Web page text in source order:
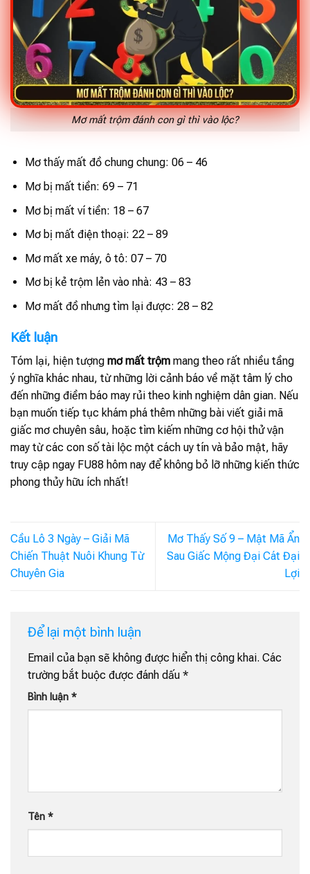
Mơ mất trộm đánh con gì thì vào lộc?
Mơ thấy mất đồ chung chung: 06 – 46
Mơ bị mất tiền: 69 – 71
Mơ bị mất ví tiền: 18 – 67
Mơ bị mất điện thoại: 22 – 89
Mơ mất xe máy, ô tô: 07 – 70
Mơ bị kẻ trộm lẻn vào nhà: 43 – 83
Mơ mất đồ nhưng tìm lại được: 28 – 82
Kết luận
Tóm lại, hiện tượng mơ mất trộm mang theo rất nhiều tầng
ý nghĩa khác nhau, từ những lời cảnh báo về mặt tâm lý cho
đến những điềm báo may rủi theo kinh nghiệm dân gian. Nếu
bạn muốn tiếp tục khám phá thêm những bài viết giải mã
giấc mơ chuyên sâu, hoặc tìm kiếm những cơ hội thử vận
may từ các con số tài lộc một cách uy tín và bảo mật, hãy
truy cập ngay FU88 hôm nay để không bỏ lỡ những kiến thức
phong thủy hữu ích nhất!
Cầu Lô 3 Ngày – Giải Mã
Chiến Thuật Nuôi Khung Từ
Chuyên Gia
Mơ Thấy Số 9 – Mật Mã Ẩn
Sau Giấc Mộng Đại Cát Đại
Lợi
Để lại một bình luận
Email của bạn sẽ không được hiển thị công khai. Các
trường bắt buộc được đánh dấu *
Bình luận *
Tên *